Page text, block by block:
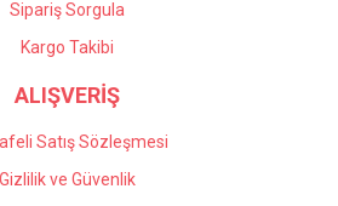
Gönder
Sipariş Sorgula
Kargo Takibi
ALIŞVERİŞ
Satış Sözleşmesi
Gizlilik ve Güvenlik